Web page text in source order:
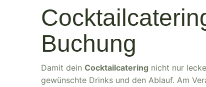
Buchung
Damit dein Cocktailcatering nicht nur
gewünschte Drinks und den Ablauf. Am